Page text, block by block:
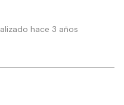
hace 3 años